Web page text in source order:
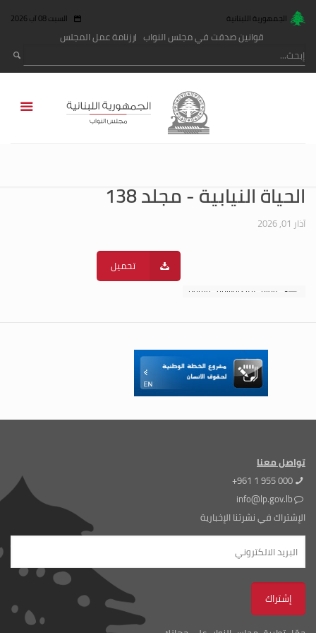
الجمهورية اللبنانية السبت 08 آب 2026
قوانين صدقت في مجلس النواب رزنامة عمل المجلس
الحياة النيابية - مجلد 138
آذار 01, 2026
تحميل
تواصل معنا
+961 1 955 000
info@lp.gov.lb
الإشتراك في نشرتنا الإخبارية